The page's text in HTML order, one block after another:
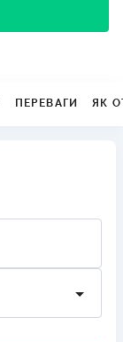
ПЕРЕВАГИ ЯК